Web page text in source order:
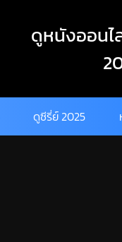
ดูหนังออนไ
ดูซีรี่ย์ 2025